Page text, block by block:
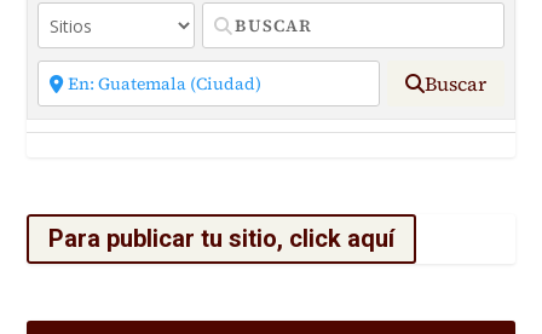
Buscar
Para publicar tu sitio, click aquí